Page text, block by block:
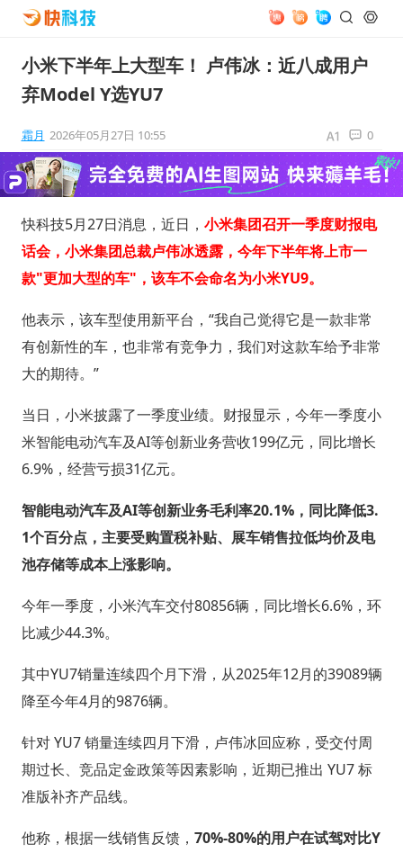
小米下半年上大型车！ 卢伟冰：近八成用户
弃Model Y选YU7
霜月 2026年05月27日 10:55 0
快科技5月27日消息，近日， 小米集团召开一季度财报电
话会，小米集团总裁卢伟冰透露，今年下半年将上市一
款"更加大型的车"，该车不会命名为小米YU9。
他表示，该车型使用新平台，“我自己觉得它是一款非常
有创新性的车，也非常有竞争力，我们对这款车给予非常
大的期待。”
当日，小米披露了一季度业绩。财报显示，今年一季度小
米智能电动汽车及AI等创新业务营收199亿元，同比增长
6.9%，经营亏损31亿元。
智能电动汽车及AI等创新业务毛利率20.1%，同比降低3.
1个百分点，主要受购置税补贴、展车销售拉低均价及电
池存储等成本上涨影响。
今年一季度，小米汽车交付80856辆，同比增长6.6%，环
比减少44.3%。
其中YU7销量连续四个月下滑，从2025年12月的39089辆
降至今年4月的9876辆。
针对 YU7 销量连续四月下滑，卢伟冰回应称，受交付周
期过长、竞品定金政策等因素影响，近期已推出 YU7 标
准版补齐产品线。
他称，根据一线销售反馈， 70%-80%的用户在试驾对比Y